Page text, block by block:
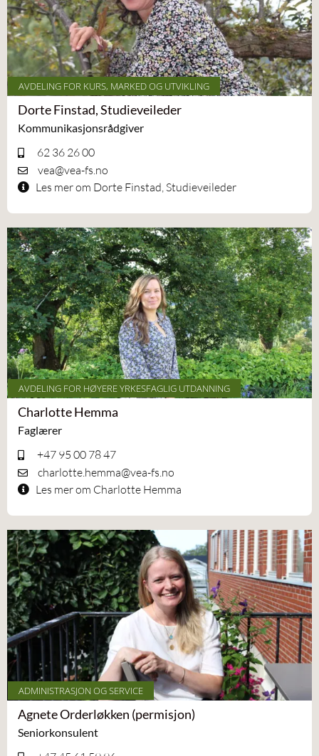
AVDELING FOR KURS, MARKED OG UTVIKLING
Dorte Finstad, Studieveileder
Kommunikasjonsrådgiver
62 36 26 00
vea@vea-fs.no
Les mer om Dorte Finstad, Studieveileder
AVDELING FOR HØYERE YRKESFAGLIG UTDANNING
Charlotte Hemma
Faglærer
+47 95 00 78 47
charlotte.hemma@vea-fs.no
Les mer om Charlotte Hemma
ADMINISTRASJON OG SERVICE
Agnete Orderløkken (permisjon)
Seniorkonsulent